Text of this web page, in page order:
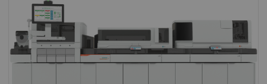
処理能力
最大250本/時間
寸法
カバーなし：47.2（幅）x 90.7（奥行）cm
処理能力
最大500本
寸法
モニターなし：146.5（高さ）x 122.2（幅）x 145.1（奥
最大2,000キャップ
処理能力
最大300本または500本（* 約30cmの拡張が必要となりま
す）
最大480本
寸法
130.7（高さ）x 39.2（幅）x 143.2（奥行）cm
検体/時間
RHからの搭載可 最大60本 （STAT対応可）
寸法
161.0（高さ）x 203.4（幅）x 93.4（奥行）cm （設置面
積 1.9㎡）